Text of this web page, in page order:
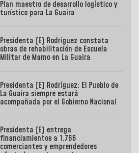
Plan maestro de desarrollo logístico y
turístico para La Guaira
Presidenta (E) Rodríguez constata
obras de rehabilitación de Escuela
Militar de Mamo en La Guaira
Presidenta (E) Rodríguez: El Pueblo de
La Guaira siempre estará
acompañada por el Gobierno Nacional
Presidenta (E) entrega
financiamientos a 1.766
comerciantes y emprendedores